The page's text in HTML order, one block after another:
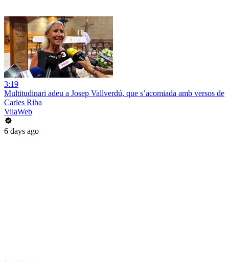
3:19
Multitudinari adeu a Josep Vallverdú, que s’acomiada amb versos de
Carles Riba
VilaWeb
6 days ago